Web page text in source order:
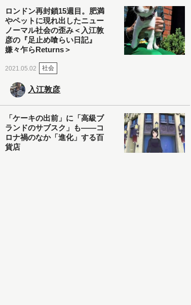
ロンドン再封鎖15週目。肥満
やペットに現れ出したニュー
ノーマル社会の歪み＜入江敦
彦の『足止め喰らい日記』
嫌々乍らReturns＞
2021.05.02 社会
入江敦彦
「ケーキの出前」に「高級ブ
ランドのサブスク」も――コ
ロナ禍のなか「進化」する百
貨店